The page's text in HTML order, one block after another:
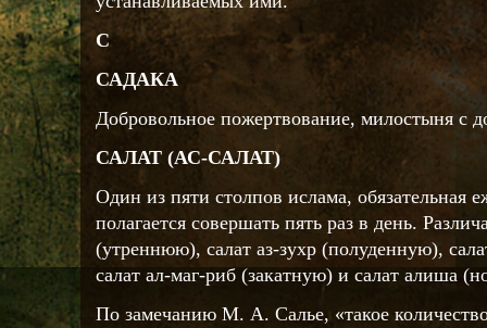
С
САДАКА
Добровольное пожертвование, милостыня с
САЛАТ (АС-САЛАТ)
Один из пяти столпов ислама, обязательная
полагается совершать пять раз в день.
(утреннюю), салат аз-зухр (полуденную),
салат ал-маг-риб (закатную) и салат алиша
По замечанию М. А. Салье, «такое